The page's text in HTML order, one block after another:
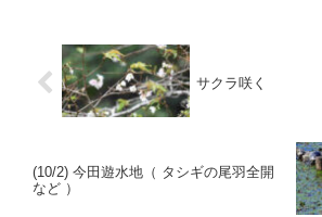
サクラ咲く
(10/2) 今田遊水地（ タシギの尾羽全開
など ）